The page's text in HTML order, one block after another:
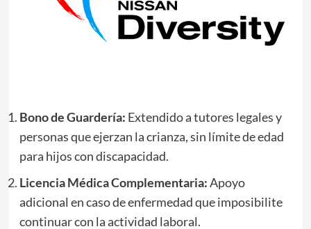
Bono de Guardería: Extendido a tutores legales y
personas que ejerzan la crianza, sin límite de edad
para hijos con discapacidad.
Licencia Médica Complementaria:Apoyo
adicional en caso de enfermedad que imposibilite
continuar con la actividad laboral.